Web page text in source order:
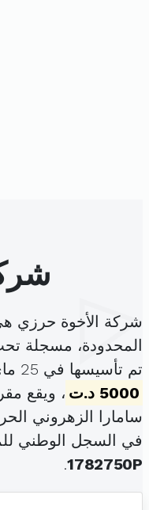
شركة الأخوة حرزي
المحدودة، مسجلة
تم تأسيسها في 25 ماي 2022 برأس مال قدره
5000 د.ت
سامارا الزهروني
في السجل الوطني
1782750P
.